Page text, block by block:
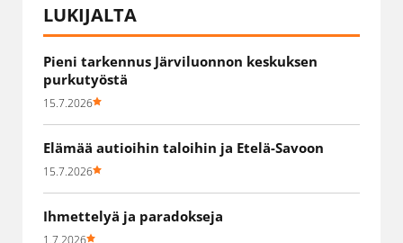
LUKIJALTA
Pieni tarkennus Järviluonnon keskuksen
purkutyöstä
15.7.2026
Elämää autioihin taloihin ja Etelä-Savoon
15.7.2026
Ihmettelyä ja paradokseja